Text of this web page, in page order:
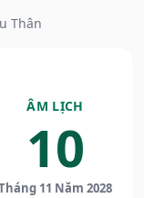
Thân
ÂM LỊCH
10
11 Năm 2028